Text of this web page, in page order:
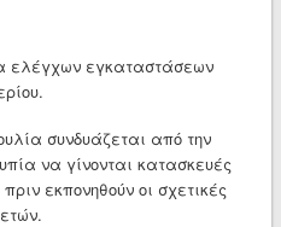
ελέγχων εγκαταστάσεων
συνδυάζεται από την
να γίνονται κατασκευές
εκπονηθούν οι σχετικές